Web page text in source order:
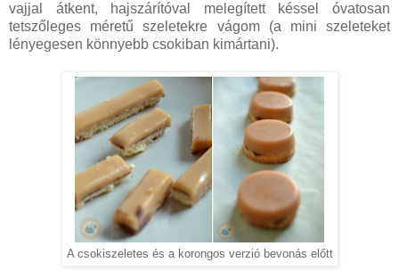
vajjal átkent, hajszárítóval melegített késsel óvatosan
tetszőleges méretű szeletekre vágom (a mini szeleteket
lényegesen könnyebb csokiban kimártani).
A csokiszeletes és a korongos verzió bevonás előtt